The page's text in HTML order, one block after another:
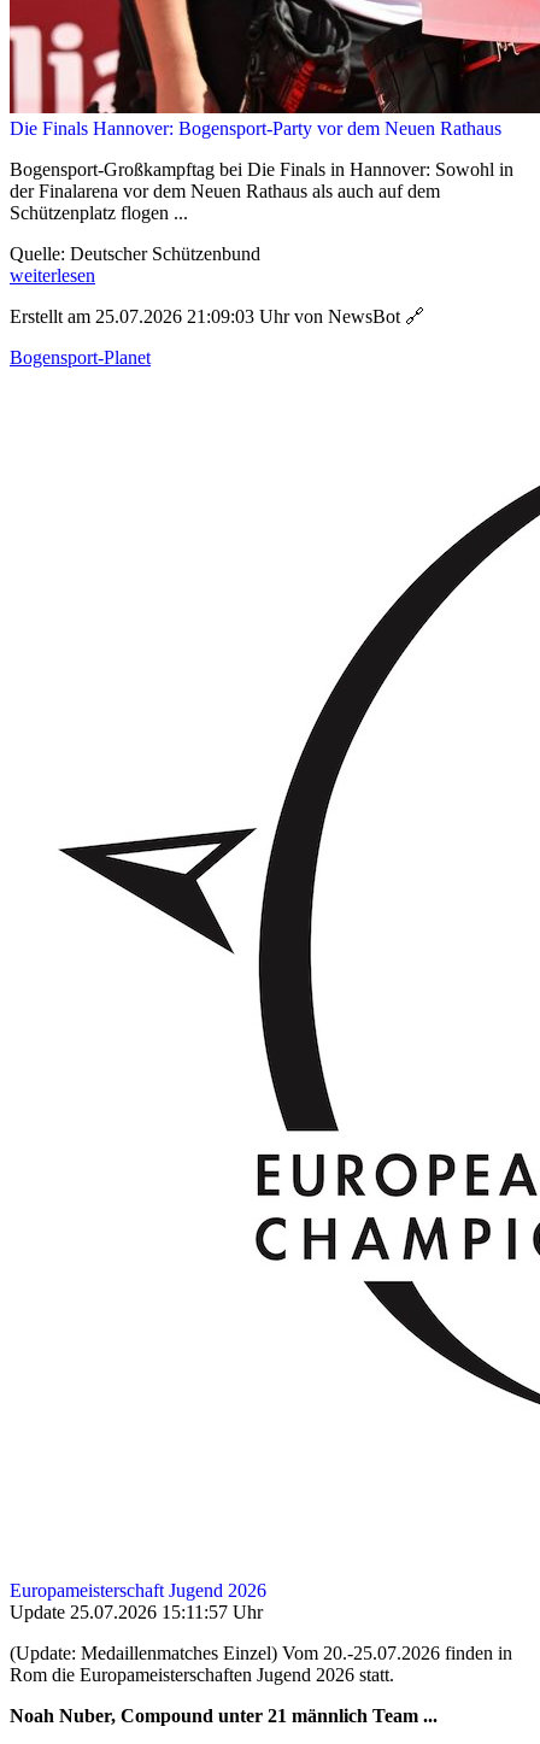
Die Finals Hannover: Bogensport-Party vor dem Neuen Rathaus
Bogensport-Großkampftag bei Die Finals in Hannover: Sowohl in
der Finalarena vor dem Neuen Rathaus als auch auf dem
Schützenplatz flogen ...
Quelle: Deutscher Schützenbund
weiterlesen
Erstellt am 25.07.2026 21:09:03 Uhr von NewsBot 🔗
Bogensport-Planet
Europameisterschaft Jugend 2026
Update 25.07.2026 15:11:57 Uhr
(Update: Medaillenmatches Einzel) Vom 20.-25.07.2026 finden in
Rom die Europameisterschaften Jugend 2026 statt.
Noah Nuber, Compound unter 21 männlich Team ...